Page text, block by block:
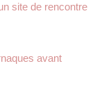
site de rencontre
avant